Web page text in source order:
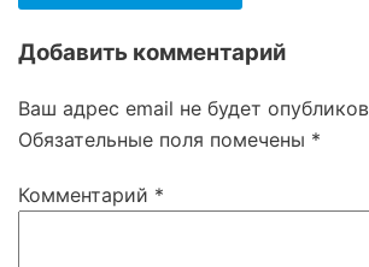
Добавить комментарий
Ваш адрес email не будет
Обязательные поля помечены *
Комментарий *